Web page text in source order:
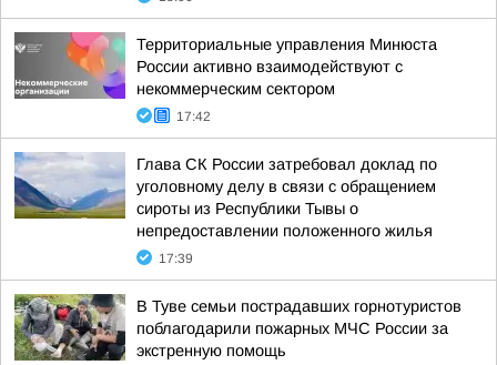
Территориальные управления Минюста
России активно взаимодействуют с
некоммерческим сектором
17:42
Глава СК России затребовал доклад по
уголовному делу в связи с обращением
сироты из Республики Тывы о
непредоставлении положенного жилья
17:39
В Туве семьи пострадавших горнотуристов
поблагодарили пожарных МЧС России за
экстренную помощь